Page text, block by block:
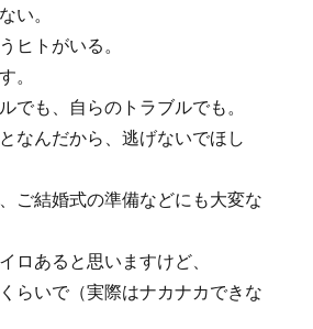
い。
ヒトがいる。
。
でも、自らのトラブルでも。
なんだから、逃げないでほし
ご結婚式の準備などにも大変な
ロあると思いますけど、
らいで（実際はナカナカできな